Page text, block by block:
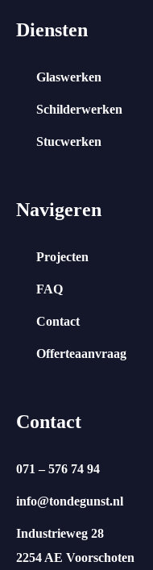
Diensten
Glaswerken
Schilderwerken
Stucwerken
Navigeren
Projecten
FAQ
Contact
Offerteaanvraag
Contact
071 – 576 74 94
info@tondegunst.nl
Industrieweg 28
2254 AE Voorschoten